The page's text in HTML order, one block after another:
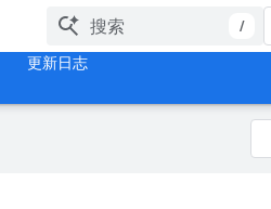
/
更新日志